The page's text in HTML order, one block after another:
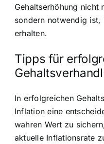
Gehaltserhöhung nicht
sondern notwendig ist,
erhalten.
Tipps für
In erfolgreichen
Inflation eine
wahren Wert zu
aktuelle Inflationsrate